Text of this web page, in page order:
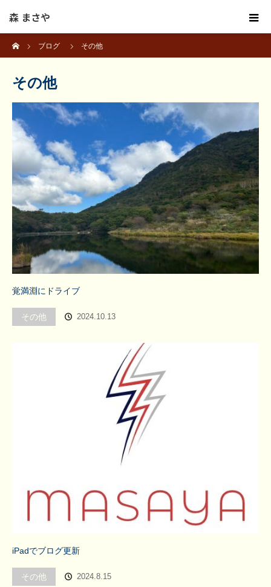
森 まさや
ブログ
その他
その他
覚満淵にドライブ
その他 2024.10.13
iPadでブログ更新
その他 2024.8.15